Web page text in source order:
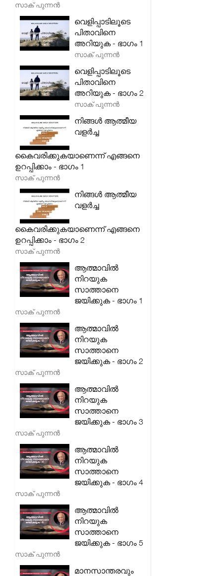
സാക് പുന്നൻ
വെളിപ്പാടിലൂടെ
പിതാവിനെ
അറിയുക - ഭാഗം 1
സാക് പുന്നൻ
വെളിപ്പാടിലൂടെ
പിതാവിനെ
അറിയുക - ഭാഗം 2
സാക് പുന്നൻ
നിങ്ങൾ ആത്മീയ
വളർച്ച
കൈവരിക്കുകയാണെന്ന് എങ്ങനെ
ഉറപ്പിക്കാം - ഭാഗം 1
സാക് പുന്നൻ
നിങ്ങൾ ആത്മീയ
വളർച്ച
കൈവരിക്കുകയാണെന്ന് എങ്ങനെ
ഉറപ്പിക്കാം - ഭാഗം 2
സാക് പുന്നൻ
ആത്മാവിൽ
നിറയുക
സാത്താനെ
ജയിക്കുക - ഭാഗം 1
സാക് പുന്നൻ
ആത്മാവിൽ
നിറയുക
സാത്താനെ
ജയിക്കുക - ഭാഗം 2
സാക് പുന്നൻ
ആത്മാവിൽ
നിറയുക
സാത്താനെ
ജയിക്കുക - ഭാഗം 3
സാക് പുന്നൻ
ആത്മാവിൽ
നിറയുക
സാത്താനെ
ജയിക്കുക - ഭാഗം 4
സാക് പുന്നൻ
ആത്മാവിൽ
നിറയുക
സാത്താനെ
ജയിക്കുക - ഭാഗം 5
സാക് പുന്നൻ
മാനസാന്തരവും